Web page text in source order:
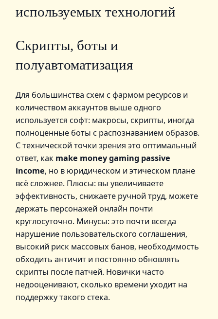
используемых технологий
Скрипты, боты и
полуавтоматизация
Для большинства схем с фармом ресурсов и
количеством аккаунтов выше одного
используется софт: макросы, скрипты, иногда
полноценные боты с распознаванием образов.
С технической точки зрения это оптимальный
ответ, как make money gaming passive
income, но в юридическом и этическом плане
всё сложнее. Плюсы: вы увеличиваете
эффективность, снижаете ручной труд, можете
держать персонажей онлайн почти
круглосуточно. Минусы: это почти всегда
нарушение пользовательского соглашения,
высокий риск массовых банов, необходимость
обходить античит и постоянно обновлять
скрипты после патчей. Новички часто
недооценивают, сколько времени уходит на
поддержку такого стека.